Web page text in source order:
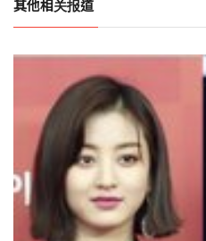
其他相关报道